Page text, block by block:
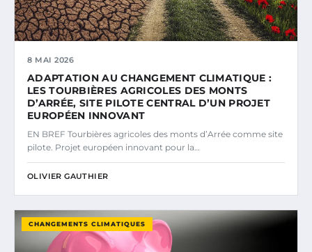
8 MAI 2026
ADAPTATION AU CHANGEMENT CLIMATIQUE :
LES TOURBIÈRES AGRICOLES DES MONTS
D’ARRÉE, SITE PILOTE CENTRAL D’UN PROJET
EUROPÉEN INNOVANT
EN BREF Tourbières agricoles des monts d’Arrée comme site
pilote. Projet européen innovant pour la…
OLIVIER GAUTHIER
CHANGEMENTS CLIMATIQUES